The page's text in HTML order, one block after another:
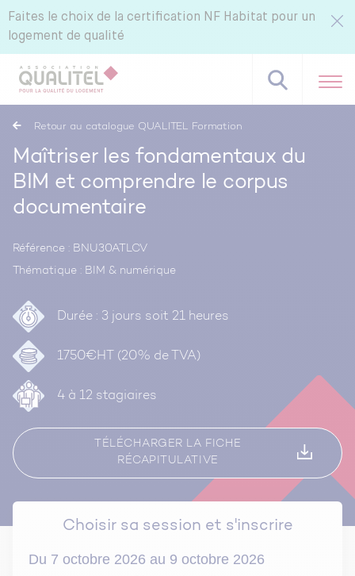
Faites le choix de la certification NF Habitat pour un
logement de qualité
Référentiels NF Habitat - NF Habitat HQE
Pourquoi certifier avec CERQUAL ?
Retour au catalogue QUALITEL Formation
Maîtriser les fondamentaux du
BIM et comprendre le corpus
documentaire
Référence : BNU30ATLCV
Thématique : BIM & numérique
Durée : 3 jours soit 21 heures
1750€HT (20% de TVA)
4 à 12 stagiaires
TÉLÉCHARGER LA FICHE
RÉCAPITULATIVE
Choisir sa session et s'inscrire
Du 7 octobre 2026 au 9 octobre 2026